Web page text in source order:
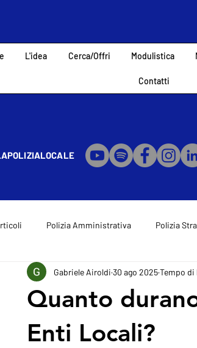
L'idea Cerca/Offri Modulistica
Contatti
Polizia Amministrativa Polizia
- GDPR
Quanto
Enti Locali?
Gabriele Airoldi 30 ago 2025Tempo